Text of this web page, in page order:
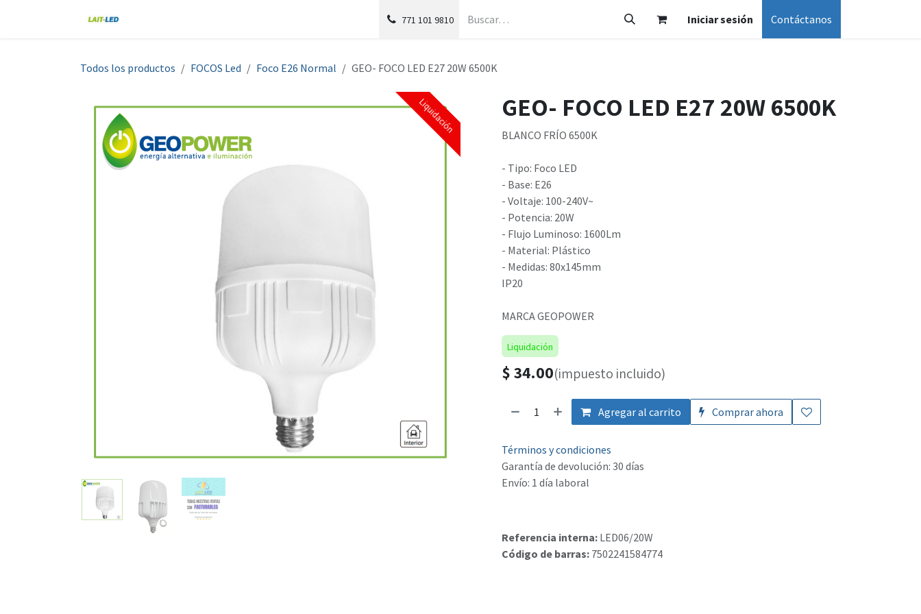
771 101 9810 Iniciar sesión Contáctanos
Todos los productos FOCOS Led Foco E26 Normal GEO- FOCO LED E27 20W 6500K
Liquidación
Liquidación GEO- FOCO LED E27 20W 6500K
BLANCO FRÍO 6500K
- Tipo: Foco LED
- Base: E26
- Voltaje: 100-240V~
- Potencia: 20W
- Flujo Luminoso: 1600Lm
- Material: Plástico
- Medidas: 80x145mm
IP20
MARCA GEOPOWER
Liquidación
$34.00(impuesto incluido)
Agregar al carrito Comprar ahora
Términos y condiciones
Garantía de devolución: 30 días
Envío: 1 día laboral
Referencia interna: LED06/20W
Código de barras: 7502241584774